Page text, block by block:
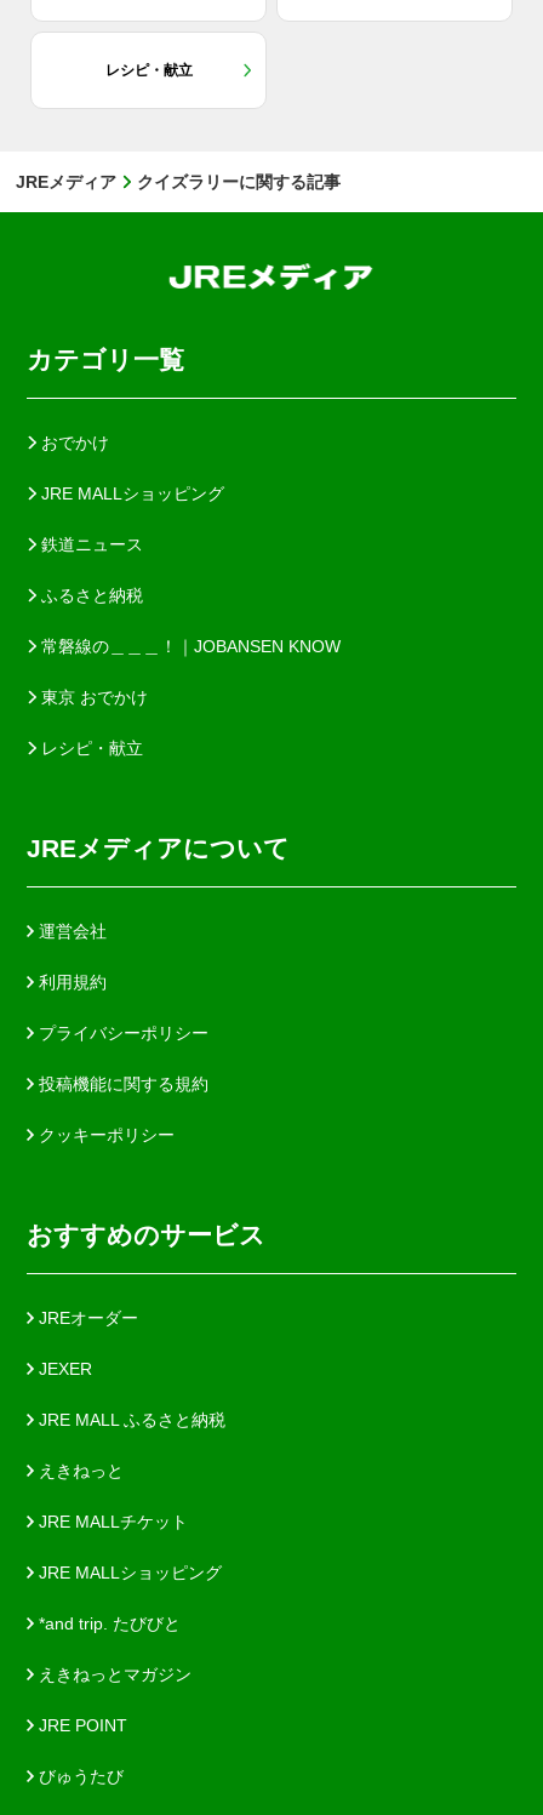
レシピ・献立
JREメディア クイズラリーに関する記事
カテゴリ一覧
おでかけ
JRE MALLショッピング
鉄道ニュース
ふるさと納税
常磐線の＿＿＿！｜JOBANSEN KNOW
東京 おでかけ
レシピ・献立
JREメディアについて
運営会社
利用規約
プライバシーポリシー
投稿機能に関する規約
クッキーポリシー
おすすめのサービス
JREオーダー
JEXER
JRE MALL ふるさと納税
えきねっと
JRE MALLチケット
JRE MALLショッピング
*and trip. たびびと
えきねっとマガジン
JRE POINT
びゅうたび